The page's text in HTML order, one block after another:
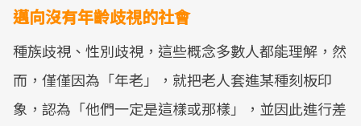
邁向沒有年齡歧視的社會
種族歧視、性別歧視，這些概念多數人都能理解，然
而，僅僅因為「年老」，就把老人套進某種刻板印
象，認為「他們一定是這樣或那樣」，並因此進行差